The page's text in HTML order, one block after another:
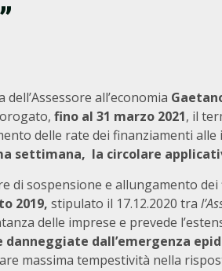
all’economia
fino al 31 marzo 2021, il
delle rate dei finanziamenti alle
settimana, la circolare
di sospensione e allungamento
2019, stipulato il 17.12.2020 tra
delle imprese e prevede
dall’emergenza
massima tempestività nella